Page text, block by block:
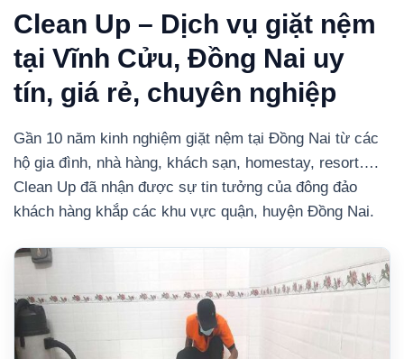
Clean Up – Dịch vụ giặt nệm
tại Vĩnh Cửu, Đồng Nai uy
tín, giá rẻ, chuyên nghiệp
Gần 10 năm kinh nghiệm giặt nệm tại Đồng Nai từ các
hộ gia đình, nhà hàng, khách sạn, homestay, resort….
Clean Up đã nhận được sự tin tưởng của đông đảo
khách hàng khắp các khu vực quận, huyện Đồng Nai.